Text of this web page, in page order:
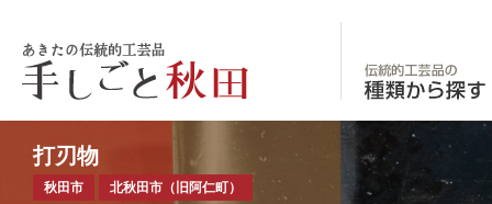
あきたの伝統的
打刃物
秋田市 北秋田市（旧阿仁町）